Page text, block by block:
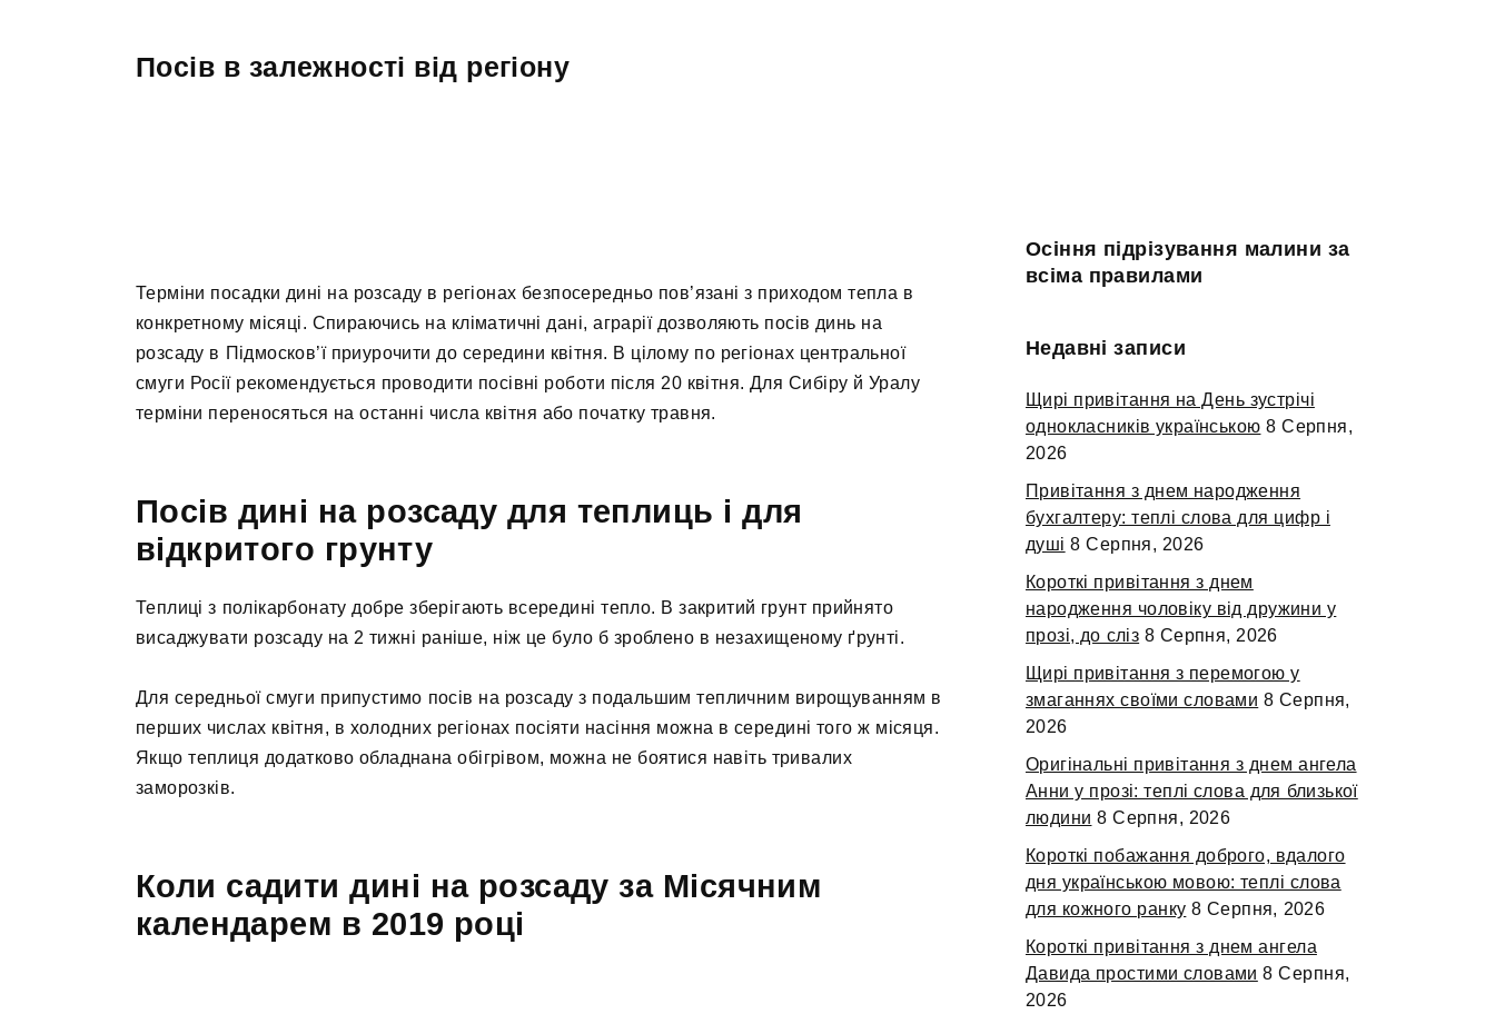
Посів в залежності від регіону
Терміни посадки дині на розсаду в регіонах безпосередньо пов’язані з приходом тепла в
конкретному місяці. Спираючись на кліматичні дані, аграрії дозволяють посів динь на
розсаду в Підмосков’ї приурочити до середини квітня. В цілому по регіонах центральної
смуги Росії рекомендується проводити посівні роботи після 20 квітня. Для Сибіру й Уралу
терміни переносяться на останні числа квітня або початку травня.
Посів дині на розсаду для теплиць і для
відкритого грунту
Теплиці з полікарбонату добре зберігають всередині тепло. В закритий грунт прийнято
висаджувати розсаду на 2 тижні раніше, ніж це було б зроблено в незахищеному ґрунті.
Для середньої смуги припустимо посів на розсаду з подальшим тепличним вирощуванням в
перших числах квітня, в холодних регіонах посіяти насіння можна в середині того ж місяця.
Якщо теплиця додатково обладнана обігрівом, можна не боятися навіть тривалих
заморозків.
Коли садити дині на розсаду за Місячним
календарем в 2019 році
Осіння підрізування малини за
всіма правилами
Недавні записи
Щирі привітання на День зустрічі
однокласників українською 8 Серпня,
2026
Привітання з днем народження
бухгалтеру: теплі слова для цифр і
душі 8 Серпня, 2026
Короткі привітання з днем
народження чоловіку від дружини у
прозі, до сліз 8 Серпня, 2026
Щирі привітання з перемогою у
змаганнях своїми словами 8 Серпня,
2026
Оригінальні привітання з днем ангела
Анни у прозі: теплі слова для близької
людини 8 Серпня, 2026
Короткі побажання доброго, вдалого
дня українською мовою: теплі слова
для кожного ранку 8 Серпня, 2026
Короткі привітання з днем ангела
Давида простими словами 8 Серпня,
2026